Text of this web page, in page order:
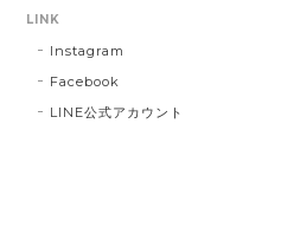
LINK
Instagram
Facebook
LINE公式アカウント